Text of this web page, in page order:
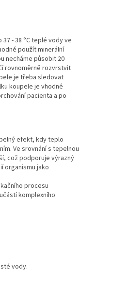
- 38 °C teplé vody ve
použít minerální
necháme působit 20
rovnoměrně rozvrstvit
je třeba sledovat
koupele je vhodné
pacienta a po
efekt, kdy teplo
Ve srovnání s tepelnou
což podporuje výrazný
organismu jako
procesu
komplexního
vody.